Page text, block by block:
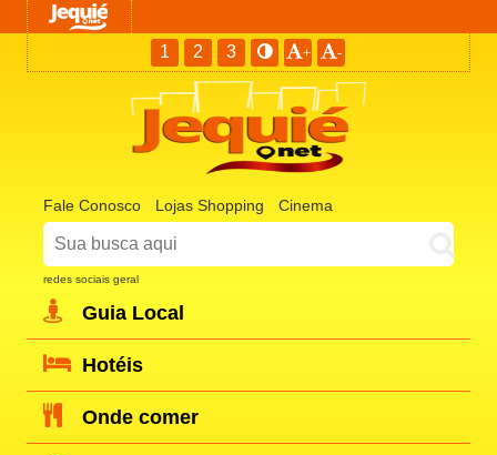
1 2 3 + -
Fale Conosco Lojas Shopping Cinema
redes sociais geral
Guia Local
Hotéis
Onde comer